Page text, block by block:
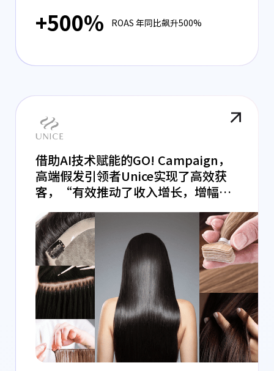
+500% ROAS 年同比飙升500%
借助AI技术赋能的GO! Campaign，
高端假发引领者Unice实现了高效获
客，“有效推动了收入增长，增幅高
达66%。”